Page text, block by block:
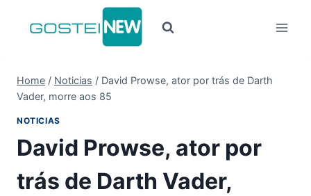
Home / Noticias / David Prowse, ator por trás de Darth
Vader, morre aos 85
NOTICIAS
David Prowse, ator por
trás de Darth Vader,